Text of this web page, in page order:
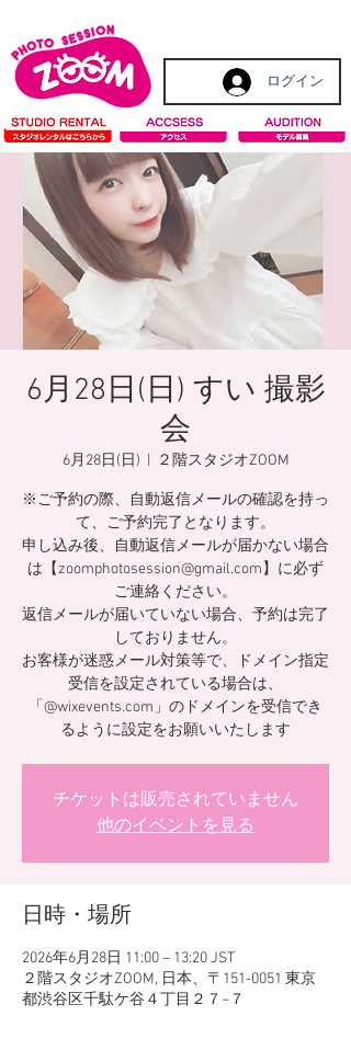
ログイン
6月28日(日) すい 撮影
会
6月28日(日) ２階スタジオZOOM
※ご予約の際、自動返信メールの確認を持っ
て、ご予約完了となります。
申し込み後、自動返信メールが届かない場合
は【zoomphotosession@gmail.com】に必ず
ご連絡ください。
返信メールが届いていない場合、予約は完了
しておりません。
お客様が迷惑メール対策等で、ドメイン指定
受信を設定されている場合は、
「@wixevents.com」のドメインを受信でき
るように設定をお願いいたします
チケットは販売されていません
他のイベントを見る
日時・場所
2026年6月28日 11:00 – 13:20 JST
２階スタジオZOOM, 日本、〒151-0051 東京
都渋谷区千駄ケ谷４丁目２７−７